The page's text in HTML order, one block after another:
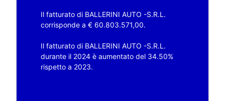
Il fatturato di BALLERINI AUTO -S.R.L.
corrisponde a € 60.803.571,00.
Il fatturato di BALLERINI AUTO -S.R.L.
durante il 2024 è aumentato del 34.50%
rispetto a 2023.